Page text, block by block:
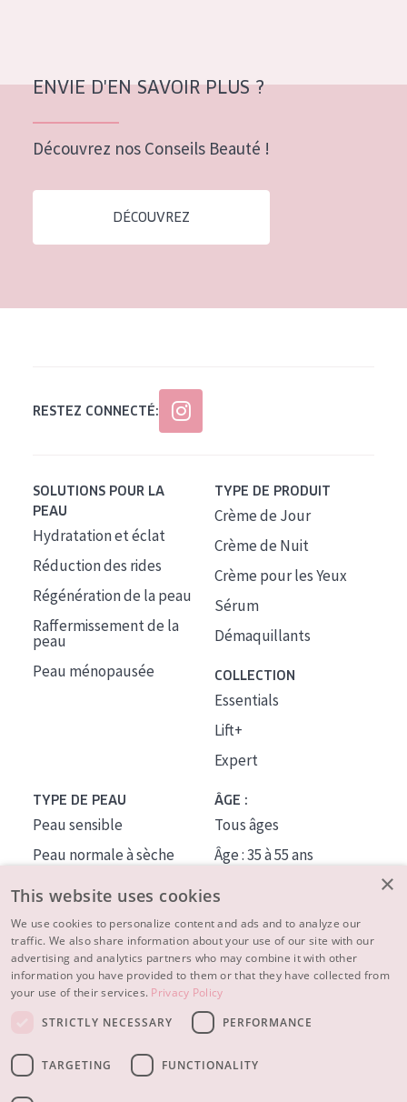
ENVIE D'EN SAVOIR PLUS ?
Découvrez nos Conseils Beauté !
DÉCOUVREZ
RESTEZ CONNECTÉ:
SOLUTIONS POUR LA
PEAU
Hydratation et éclat
Réduction des rides
Régénération de la peau
Raffermissement de la
peau
Peau ménopausée
TYPE DE PRODUIT
Crème de Jour
Crème de Nuit
Crème pour les Yeux
Sérum
Démaquillants
COLLECTION
Essentials
Lift+
Expert
TYPE DE PEAU
Peau sensible
Peau normale à sèche
Peau mixte ou grasse
Peau mature
Peau ménopausée
ÂGE :
Tous âges
Âge : 35 à 55 ans
À PROPOS
CONSEILS BEAUTÉ
×
This website uses cookies
We use cookies to personalize content and ads and to analyze our
traffic. We also share information about your use of our site with our
advertising and analytics partners who may combine it with other
information you have provided to them or that they have collected from
your use of their services. Privacy Policy
STRICTLY NECESSARY
PERFORMANCE
TARGETING FUNCTIONALITY